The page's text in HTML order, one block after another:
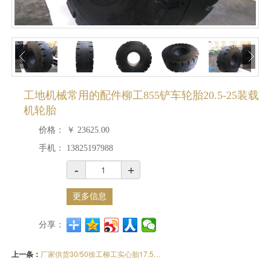
工地机械常用的配件柳工855铲车轮胎20.5-25装载
机轮胎
价格： ￥ 23625.00
手机：
13825197988
- +
更多信息
分享：
上一条： 厂家供货30/50徐工柳工实心胎17.5-25侧孔含钢圈